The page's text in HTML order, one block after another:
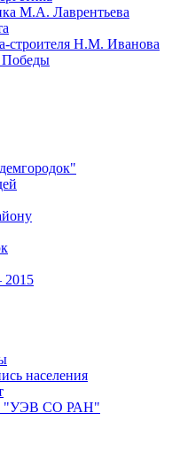
М.А. Лаврентьева
строителя Н.М. Иванова
Победы
2015
населения
"УЭВ СО РАН"